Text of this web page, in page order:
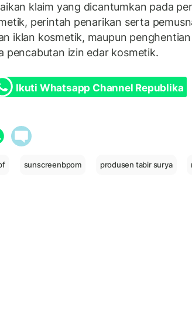
klaim yang dicantumkan pada
perintah penarikan serta
iklan kosmetik, maupun
pencabutan izin edar kosmetik.
Ikuti Whatsapp Channel Republika
sunscreenbpom produsen tabir surya